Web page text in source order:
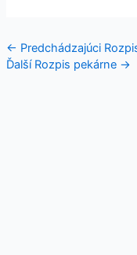
← Predchádzajúci
Ďalší Rozpis pekárne →